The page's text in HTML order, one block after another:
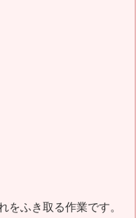
ふき取る作業です。